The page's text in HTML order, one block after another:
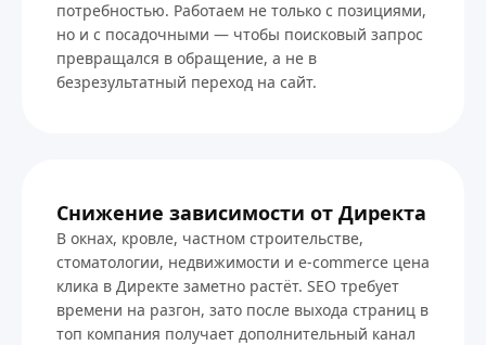
потребностью. Работаем не только с позициями,
но и с посадочными — чтобы поисковый запрос
превращался в обращение, а не в
безрезультатный переход на сайт.
Снижение зависимости от Директа
В окнах, кровле, частном строительстве,
стоматологии, недвижимости и e-commerce цена
клика в Директе заметно растёт. SEO требует
времени на разгон, зато после выхода страниц в
топ компания получает дополнительный канал